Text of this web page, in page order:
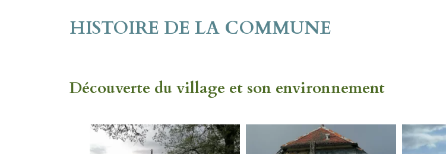
HISTOIRE DE LA COMMUNE
Découverte du village et son environnement